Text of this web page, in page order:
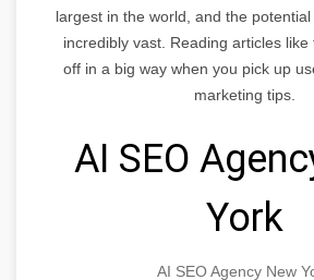
largest in the world, and the
incredibly vast. Reading articles
off in a big way when you pick up
marketing tips.
AI SEO
York
AI SEO Agency New